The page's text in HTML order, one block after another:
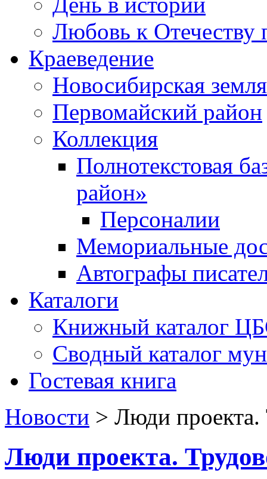
Любовь к Отечеству
Краеведение
Новосибирская земля
Первомайский район
Коллекция
Полнотекстовая
район»
Персоналии
Мемориальные
Автографы
Каталоги
Книжный каталог
Сводный каталог
Гостевая книга
Новости > Люди проекта.
Люди проекта.